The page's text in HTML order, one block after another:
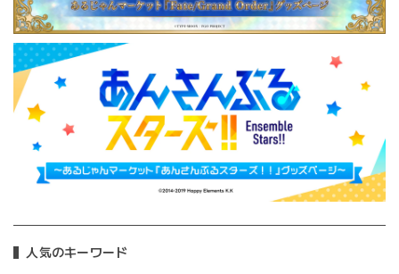
人気のキーワード